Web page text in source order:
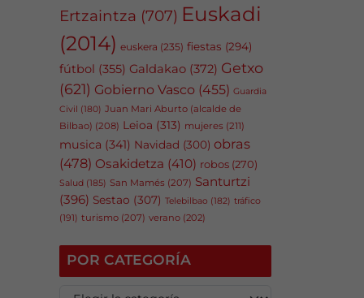
Ertzaintza (707) Euskadi
(2014) euskera (235) fiestas (294)
fútbol (355) Galdakao (372) Getxo
(621) Gobierno Vasco (455) Guardia
Civil (180) Juan Mari Aburto (alcalde de
Bilbao) (208) Leioa (313) mujeres (211)
musica (341) Navidad (300) obras
(478) Osakidetza (410) robos (270)
Salud (185) San Mamés (207) Santurtzi
(396) Sestao (307) Telebilbao (182) tráfico
(191) turismo (207) verano (202)
POR CATEGORÍA